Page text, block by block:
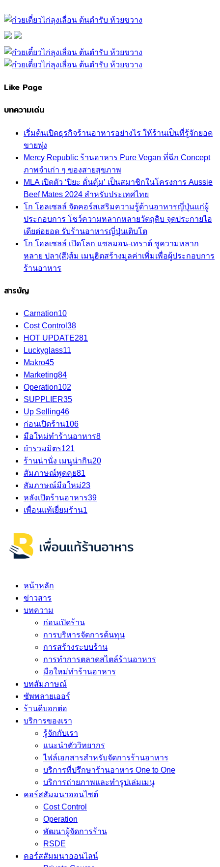
Like Page
บทความเด่น
เริ่มต้นเปิดธุรกิจร้านอาหารอย่างไร ให้ร้านเป็นที่รู้จักยอด
ขายพุ่ง
Mercy Republic ร้านอาหาร Pure Vegan ที่ฉีก Concept
ภาพจำเก่า ๆ ของสายสุขภาพ
MLA เปิดตัว ‘ปิยะ ดั่นคุ้ม’ เป็นสมาชิกในโครงการ Aussie
Beef Mates 2024 สำหรับประเทศไทย
โก โฮลเซลล์ จัดคอร์สเสริมความรู้ด้านอาหารญี่ปุ่นแก่ผู้
ประกอบการ โชว์ความหลากหลายวัตถุดิบ จุดประกายไอ
เดียต่อยอด รับร้านอาหารญี่ปุ่นเติบโต
โก โฮลเซลล์ เปิดโลก แซลมอน-เทราต์ ชูความหลาก
หลาย ปลา(สี)ส้ม เมนูฮิตสร้างมูลค่าเพิ่มเพื่อผู้ประกอบการ
ร้านอาหาร
สารบัญ
Carnation10
Cost Control 38
HOT UPDATE281
Luckyglass11
Makro45
Marketing84
Operation102
SUPPLIER35
Up Selling46
ก่อนเปิดร้าน106
มือใหม่ทำร้านอาหาร8
ยำรวมมิตร121
ร้านน่านั่ง เมนูน่ากิน20
สัมภาษณ์พูดคุย81
สัมภาษณ์มือใหม่23
หลังเปิดร้านอาหาร39
เพื่อนแท้เยี่ยมร้าน1
หน้าหลัก
ข่าวสาร
บทความ
ก่อนเปิดร้าน
การบริหารจัดการต้นทุน
การสร้างระบบร้าน
การทำการตลาดสไตล์ร้านอาหาร
มือใหม่ทำร้านอาหาร
บทสัมภาษณ์
ซัพพลายเออร์
ร้านดีบอกต่อ
บริการของเรา
รู้จักกับเรา
แนะนำตัววิทยากร
ไฟล์เอกสารสำหรับจัดการร้านอาหาร
บริการที่ปรึกษาร้านอาหาร One to One
บริการถ่ายภาพและทำรูปเล่มเมนู
คอร์สสัมมนาออนไซต์
Cost Control
Operation
พัฒนาผู้จัดการร้าน
RSDE
คอร์สสัมมนาออนไลน์